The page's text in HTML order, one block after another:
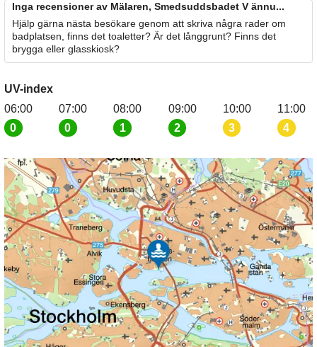
Inga recensioner av Mälaren, Smedsuddsbadet V ännu...
Hjälp gärna nästa besökare genom att skriva några rader om
badplatsen, finns det toaletter? Är det långgrunt? Finns det
brygga eller glasskiosk?
UV-index
06:00
0
07:00
0
08:00
1
09:00
2
10:00
3
11:00
4